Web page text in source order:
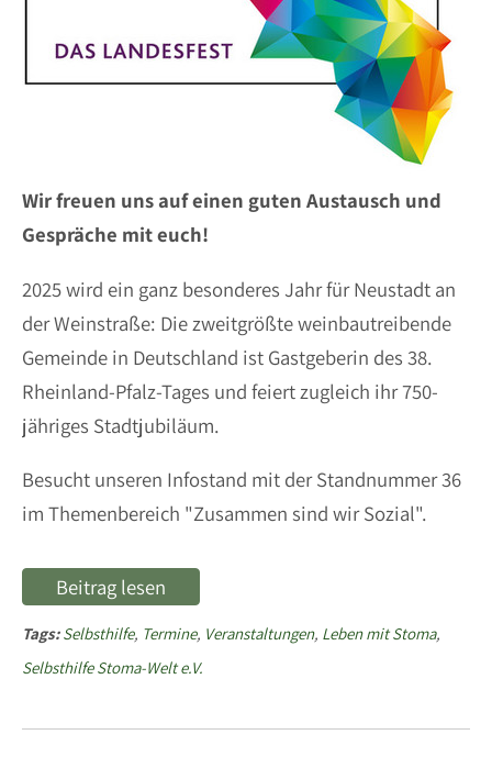
Wir freuen uns auf einen guten Austausch und
Gespräche mit euch!
2025 wird ein ganz besonderes Jahr für Neustadt an
der Weinstraße: Die zweitgrößte weinbautreibende
Gemeinde in Deutschland ist Gastgeberin des 38.
Rheinland-Pfalz-Tages und feiert zugleich ihr 750-
jähriges Stadtjubiläum.
Besucht unseren Infostand mit der Standnummer 36
im Themenbereich "Zusammen sind wir Sozial".
Beitrag lesen
Tags:Selbsthilfe, Termine, Veranstaltungen, Leben mit Stoma,
Selbsthilfe Stoma-Welt e.V.